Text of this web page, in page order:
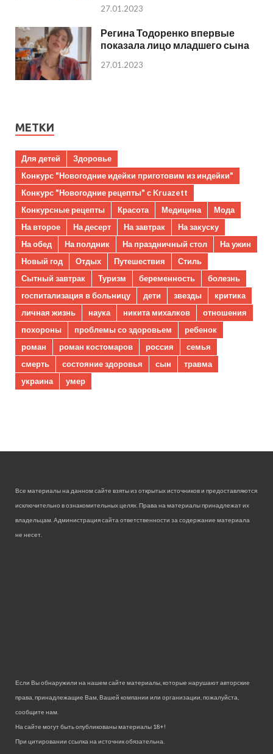
27.01.2023
Регина Тодоренко впервые
показала лицо младшего сына
27.01.2023
МЕТКИ
Для детей
Здоровье
Конкурс "Новогодние идейки приготовим из индейки"
Конкурс "Новогодние рецепты" с Kruazett
Конкурсные рецепты
Красота Медицина
Мода
На второе
На десерт На завтрак
На закуску
На обед
На полдник На праздничный стол
На ужин
Новый год
Отдых Путешествия
Стиль
Сытный завтрак
Туризм беременность
болезнь
госпитализация в больницу
дети звезды
критика
личная жизнь
наука никита михалков
отношения
похороны
проблемы со здоровьем
ребенок
роман
роман костомаров россия
семья
смерть
состояние здоровья сын
травма
украина
умер
Все материалы на данном сайте взяты из открытых источников и предоставляются
исключительно в ознакомительных целях. Права на материалы принадлежат их
владельцам. Администрация сайта ответственности за содержание материала
не несет.
Если Вы обнаружили на нашем сайте материалы, которые нарушают авторские
права, принадлежащие Вам, Вашей компании или организации, пожалуйста,
сообщите нам.
На сайте могут быть опубликованы материалы 18+!
При цитировании ссылка на источник обязательна.